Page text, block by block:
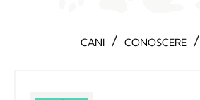
CANI / CONOSCERE /